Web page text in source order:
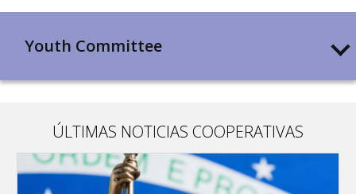
Youth Committee
ÚLTIMAS NOTICIAS COOPERATIVAS